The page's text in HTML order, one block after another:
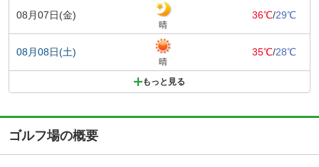
08月07日(金)
晴
36℃/29℃
08月08日(土)
晴
35℃/28℃
もっと見る
ゴルフ場の概要